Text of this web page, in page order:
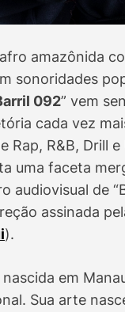
amazônida
sonoridades
092” vem
cada vez
Rap, R&B, Drill
uma faceta
audiovisual de
assinada
).
em
Sua arte